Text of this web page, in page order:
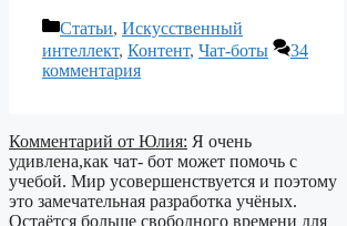
Рубрики
Статьи, Искусственный
интеллект, Контент, Чат-боты
34
комментария
Комментарий от Юлия: Я очень
удивлена,как чат- бот может помочь с
учебой. Мир усовершенствуется и поэтому
это замечательная разработка учёных.
Остаётся больше свободного времени для